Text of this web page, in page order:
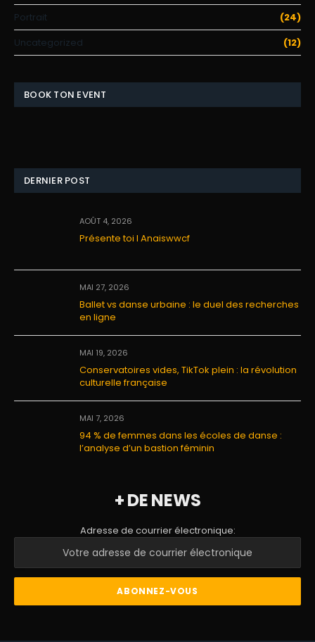
Portrait
(24)
Uncategorized
(12)
BOOK TON EVENT
DERNIER POST
AOÛT 4, 2026
Présente toi I Anaiswwcf
MAI 27, 2026
Ballet vs danse urbaine : le duel des recherches
en ligne
MAI 19, 2026
Conservatoires vides, TikTok plein : la révolution
culturelle française
MAI 7, 2026
94 % de femmes dans les écoles de danse :
l’analyse d’un bastion féminin
+ DE NEWS
Adresse de courrier électronique: